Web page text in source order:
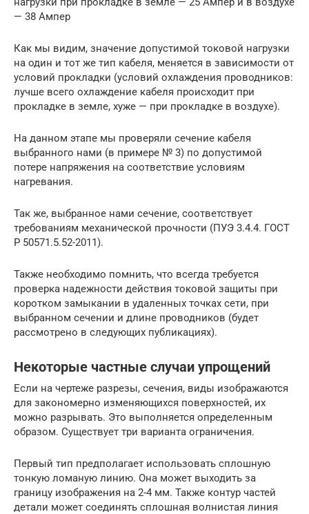
— 38 Ампер
Как мы видим, значение допустимой токовой нагрузки
на один и тот же тип кабеля, меняется в зависимости от
условий прокладки (условий охлаждения проводников:
лучше всего охлаждение кабеля происходит при
прокладке в земле, хуже — при прокладке в воздухе).
На данном этапе мы проверяли сечение кабеля
выбранного нами (в примере № 3) по допустимой
потере напряжения на соответствие условиям
нагревания.
Так же, выбранное нами сечение, соответствует
требованиям механической прочности (ПУЭ 3.4.4. ГОСТ
Р 50571.5.52-2011).
Также необходимо помнить, что всегда требуется
проверка надежности действия токовой защиты при
коротком замыкании в удаленных точках сети, при
выбранном сечении и длине проводников (будет
рассмотрено в следующих публикациях).
Некоторые частные случаи упрощений
Если на чертеже разрезы, сечения, виды изображаются
для закономерно изменяющихся поверхностей, их
можно разрывать. Это выполняется определенным
образом. Существует три варианта ограничения.
Первый тип предполагает использовать сплошную
тонкую ломаную линию. Она может выходить за
границу изображения на 2-4 мм. Также контур частей
детали может соединять сплошная волнистая линия